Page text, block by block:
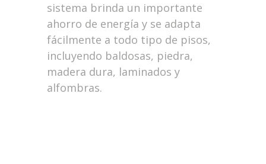
sistema brinda un importante
ahorro de energía y se adapta
fácilmente a todo tipo de pisos,
incluyendo baldosas, piedra,
madera dura, laminados y
alfombras.